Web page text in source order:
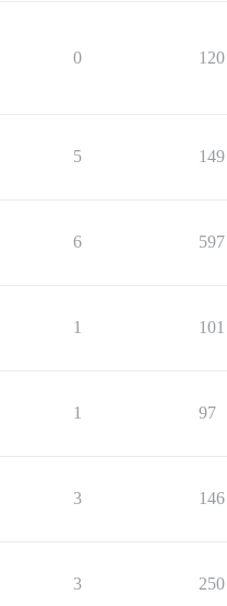
0 120
5 149
6 597
1 101
1 97
3 146
3 250